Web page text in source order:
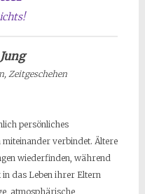
Zeitgeschehen
persönliches
verbindet. Ältere
wiederfinden, während
in das Leben ihrer Eltern
atmosphärische